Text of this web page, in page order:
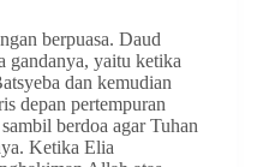
berpuasa. Daud
gandanya, yaitu ketika
dan kemudian
depan pertempuran
berdoa agar Tuhan
Ketika Elia